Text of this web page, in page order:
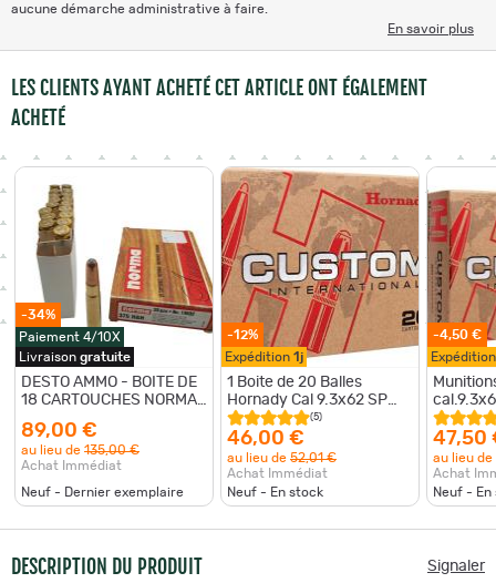
aucune démarche administrative à faire.
En savoir plus
LES CLIENTS AYANT ACHETÉ CET ARTICLE ONT ÉGALEMENT
ACHETÉ
-34%
Paiement 4/10X
Livraison gratuite
DESTO AMMO - BOITE DE
18 CARTOUCHES NORMA
89,00 €
au lieu de 135,00 €
Achat Immédiat
Neuf - Dernier exemplaire
-12%
Expédition 1j
1 Boite de 20 Balles
Hornady Cal 9.3x62 SP
Interlock 286gr
(5)
46,00 €
au lieu de 52,01 €
Achat Immédiat
Neuf - En stock
-4,50 €
47,50
au lieu de
Achat
Neuf - En
DESCRIPTION DU PRODUIT Signaler